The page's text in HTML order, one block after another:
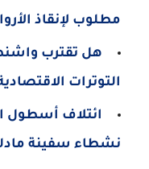
مطلوب لإنقاذ
هل تقترب
التوترات
ائتلاف أسطول
نشطاء سفينة